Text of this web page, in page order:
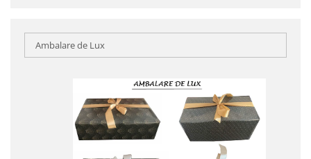
Ambalare de Lux